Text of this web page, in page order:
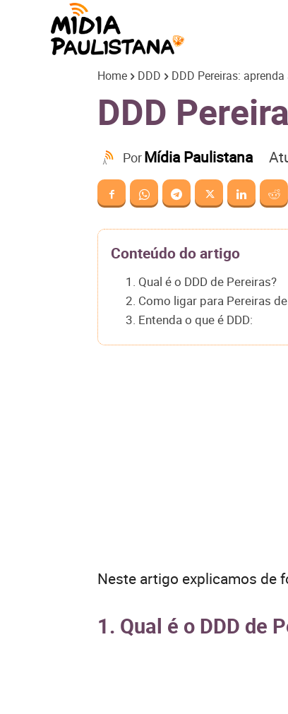
Paulistana
Home DDD DDD Pereiras:
DDD
PorMídia Paulistana
Conteúdo do artigo
1. Qual é o DDD de Pereiras?
2. Como ligar para Pereiras
3. Entenda o que é DDD:
Neste artigo explicamos de
1. Qual é o DDD de